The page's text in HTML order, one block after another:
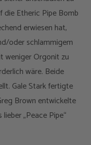
die Etheric Pipe Bomb
erwiesen hat,
oder schlammigem
weniger Orgonit zu
wäre. Beide
Gale Stark fertigte
Brown entwickelte
„Peace Pipe“